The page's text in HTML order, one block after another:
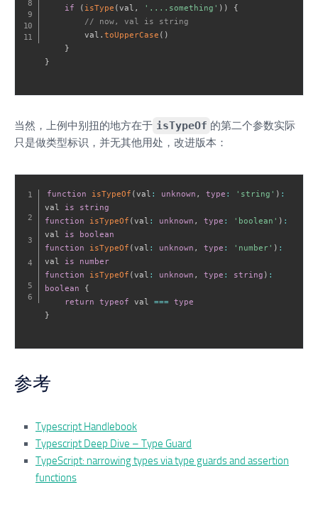
if
( isType (val , '....something' ) )
{
// now, val is string
        val
. toUpperCase ( )
}
}
当然，上例中别扭的地方在于 isTypeOf 的第二个参数实际
只是做类型标识，并无其他用处，改进版本：
function isTypeOf (val : unknown , type : 'string' ) :
val is
string
function
isTypeOf (val : unknown , type : 'boolean' ) :
val is
boolean
function
isTypeOf (val : unknown , type : 'number' ) :
val is
number
function
isTypeOf (val : unknown , type : string ) :
boolean
{
return
typeof val === type
}
参考
Typescript Handlebook
Typescript Deep Dive – Type Guard
TypeScript: narrowing types via type guards and assertion
functions